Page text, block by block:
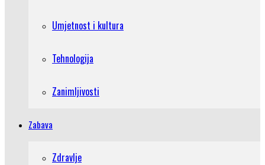
Umjetnost i kultura
Tehnologija
Zanimljivosti
Zabava
Zdravlje